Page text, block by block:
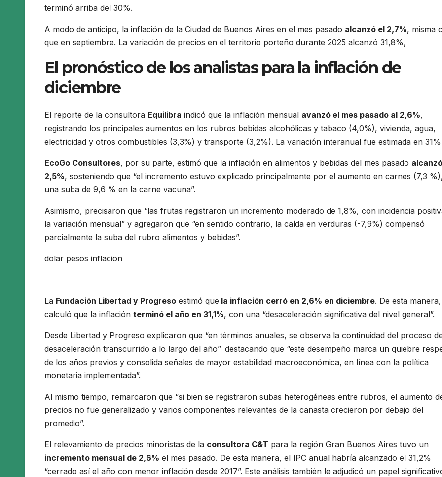
terminó arriba del 30%.
A modo de anticipo, la inflación de la Ciudad de Buenos Aires en el mes pasado alcanzó el 2,7%, misma
que en septiembre. La variación de precios en el territorio porteño durante 2025 alcanzó 31,8%,
El pronóstico de los analistas para la inflación de
diciembre
El reporte de la consultora Equilibra indicó que la inflación mensual avanzó el mes pasado al 2,6%,
registrando los principales aumentos en los rubros bebidas alcohólicas y tabaco (4,0%), vivienda, agua,
electricidad y otros combustibles (3,3%) y transporte (3,2%). La variación interanual fue estimada en 31%.
EcoGo Consultores, por su parte, estimó que la inflación en alimentos y bebidas del mes pasado
2,5%, sosteniendo que “el incremento estuvo explicado principalmente por el aumento en carnes (7,3
una suba de 9,6 % en la carne vacuna”.
Asimismo, precisaron que “las frutas registraron un incremento moderado de 1,8%, con incidencia
la variación mensual” y agregaron que “en sentido contrario, la caída en verduras (-7,9%) compensó
parcialmente la suba del rubro alimentos y bebidas”.
dolar pesos inflacion
La Fundación Libertad y Progreso estimó que la inflación cerró en 2,6% en diciembre. De esta manera,
calculó que la inflación terminó el año en 31,1%, con una “desaceleración significativa del nivel general”.
Desde Libertad y Progreso explicaron que “en términos anuales, se observa la continuidad del proceso de
desaceleración transcurrido a lo largo del año”, destacando que “este desempeño marca un quiebre
de los años previos y consolida señales de mayor estabilidad macroeconómica, en línea con la política
monetaria implementada”.
Al mismo tiempo, remarcaron que “si bien se registraron subas heterogéneas entre rubros, el aumento
precios no fue generalizado y varios componentes relevantes de la canasta crecieron por debajo del
promedio”.
El relevamiento de precios minoristas de la consultora C&T para la región Gran Buenos Aires tuvo un
incremento mensual de 2,6% el mes pasado. De esta manera, el IPC anual habría alcanzado el 31,2%
“cerrado así el año con menor inflación desde 2017”. Este análisis también le adjudicó un papel